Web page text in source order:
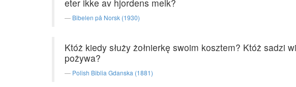
eter ikke av hjordens melk?
Bibelen på Norsk (1930)
Któż kiedy służy żołnierkę swoim kosztem? Któż sadzi
pożywa?
Polish Biblia Gdanska (1881)